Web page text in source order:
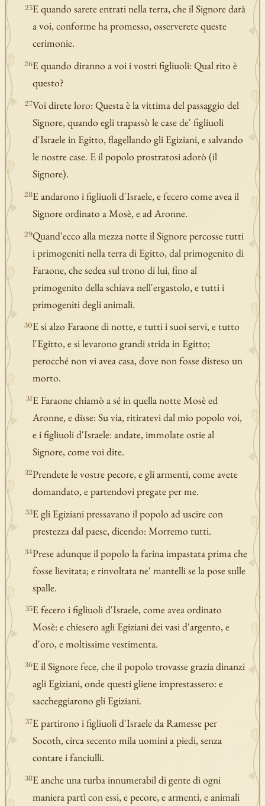
25E quando sarete entrati nella terra, che il Signore darà
a voi, conforme ha promesso, osserverete queste
cerimonie.
26E quando diranno a voi i vostri figliuoli: Qual rito è
questo?
27Voi direte loro: Questa è la vittima del passaggio del
Signore, quando egli trapassò le case de' figliuoli
d'Israele in Egitto, flagellando gli Egiziani, e salvando
le nostre case. E il popolo prostratosi adorò (il
Signore).
28E andarono i figliuoli d'Israele, e fecero come avea il
Signore ordinato a Mosè, e ad Aronne.
29Quand'ecco alla mezza notte il Signore percosse tutti
i primogeniti nella terra di Egitto, dal primogenito di
Faraone, che sedea sul trono di lui, fino al
primogenito della schiava nell'ergastolo, e tutti i
primogeniti degli animali.
30E si alzo Faraone di notte, e tutti i suoi servi, e tutto
l'Egitto, e si levarono grandi strida in Egitto;
perocché non vi avea casa, dove non fosse disteso un
morto.
31E Faraone chiamò a sé in quella notte Mosè ed
Aronne, e disse: Su via, ritiratevi dal mio popolo voi,
e i figliuoli d'Israele: andate, immolate ostie al
Signore, come voi dite.
32Prendete le vostre pecore, e gli armenti, come avete
domandato, e partendovi pregate per me.
33E gli Egiziani pressavano il popolo ad uscire con
prestezza dal paese, dicendo: Morremo tutti.
34Prese adunque il popolo la farina impastata prima che
fosse lievitata; e rinvoltata ne' mantelli se la pose sulle
spalle.
35E fecero i figliuoli d'Israele, come avea ordinato
Mosè: e chiesero agli Egiziani dei vasi d'argento, e
d'oro, e moltissime vestimenta.
36E il Signore fece, che il popolo trovasse grazia dinanzi
agli Egiziani, onde questi gliene imprestassero: e
saccheggiarono gli Egiziani.
37E partirono i figliuoli d'Israele da Ramesse per
Socoth, circa secento mila uomini a piedi, senza
contare i fanciulli.
38E anche una turba innumerabil di gente di ogni
maniera partì con essi, e pecore, e armenti, e animali